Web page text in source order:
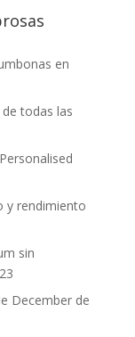
en
todas las
y rendimiento
sin
December de